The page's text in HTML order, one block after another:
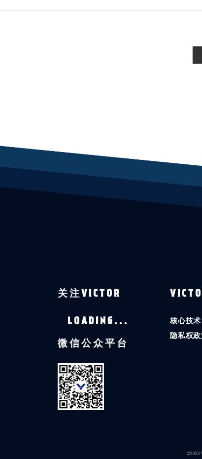
关注VICTOR
LOADING...
微信公众平台
核心技术
隐私权
©2023